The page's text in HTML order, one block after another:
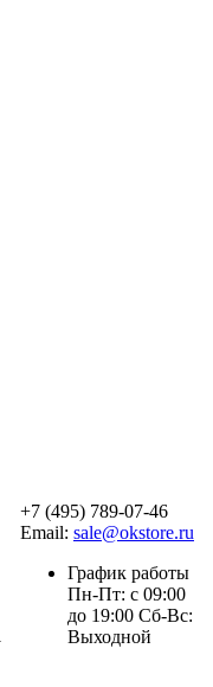
+7 (495) 789-07-46
Email: sale@okstore.ru
График работы
Пн-Пт: с 09:00
до 19:00 Сб-Вс:
Выходной